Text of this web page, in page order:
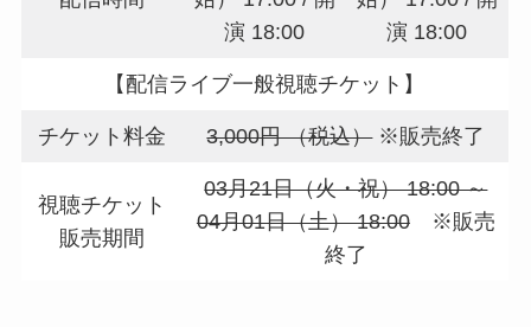
演 18:00
演 18:00
【配信ライブ一般視聴チケット】
チケット料金 3,000円 （税込）※販売終了
視聴チケット
販売期間
03月21日（火・祝） 18:00 ～
04月01日（土） 18:00※販売
終了